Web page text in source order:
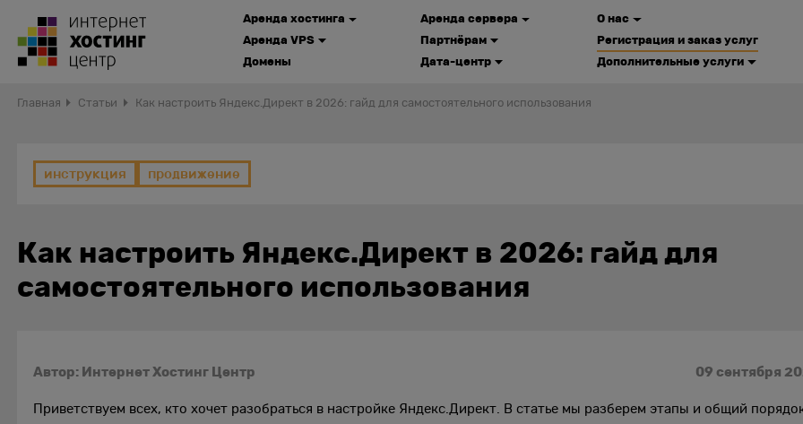
Аренда хостинга
Аренда VPS
Домены
Аренда сервера
Партнёрам
Дата-центр
О нас
Регистрация и заказ услуг
Дополнительные услуги
Главная Статьи Как настроить Яндекс.Директ в 2026: гайд для самостоятельного использования
инструкция продвижение
Как настроить Яндекс.Директ в 2026: гайд для
самостоятельного использования
Автор: Интернет Хостинг Центр 09 сентября
Приветствуем всех, кто хочет разобраться в настройке Яндекс.Директ. В статье мы разберем этапы и общий